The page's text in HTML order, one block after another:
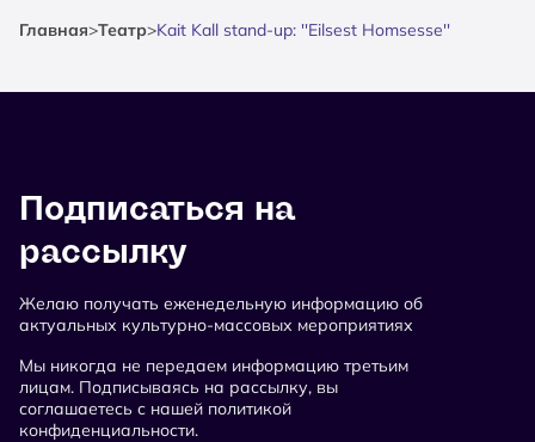
Главная>Театр>Kait Kall stand-up: ''Eilsest Homsesse''
Подписаться на
рассылку
Желаю получать еженедельную информацию об
актуальных культурно-массовых мероприятиях
Мы никогда не передаем информацию третьим
лицам. Подписываясь на рассылку, вы
соглашаетесь с нашей политикой
конфиденциальности.